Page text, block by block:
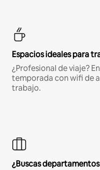
Espacios ideales para
¿Profesional de viaje?
temporada con wifi de
trabajo.
¿Buscas